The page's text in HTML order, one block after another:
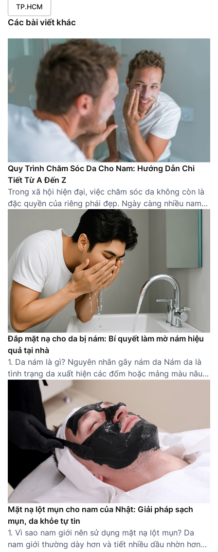
TP.HCM
Các bài viết khác
Quy Trình Chăm Sóc Da Cho Nam: Hướng Dẫn Chi
Tiết Từ A Đến Z
Trong xã hội hiện đại, việc chăm sóc da không còn là
đặc quyền của riêng phái đẹp. Ngày càng nhiều nam
giới nhận thức được tầm quan trọng của việc sở hữu
một làn da khỏe mạnh, sạch sẽ. Một quy trình chăm
sóc da cho nam đúng cách không chỉ giúp cải thiện
[…]
Đắp mặt nạ cho da bị nám: Bí quyết làm mờ nám hiệu
quả tại nhà
1. Da nám là gì? Nguyên nhân gây nám da Nám da là
tình trạng da xuất hiện các đốm hoặc mảng màu nâu
sẫm do sự gia tăng bất thường của sắc tố melanin.
Thường gặp ở các khu vực dễ tiếp xúc ánh nắng như
gò má, trán, mũi, quanh miệng, nám khiến […]
Mặt nạ lột mụn cho nam của Nhật: Giải pháp sạch
mụn, da khỏe tự tin
1. Vì sao nam giới nên sử dụng mặt nạ lột mụn? Da
nam giới thường dày hơn và tiết nhiều dầu nhờn hơn